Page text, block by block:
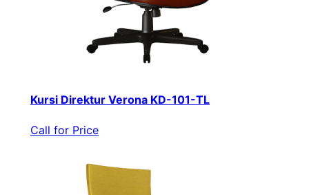
Kursi Direktur Verona KD-101-TL
Call for Price